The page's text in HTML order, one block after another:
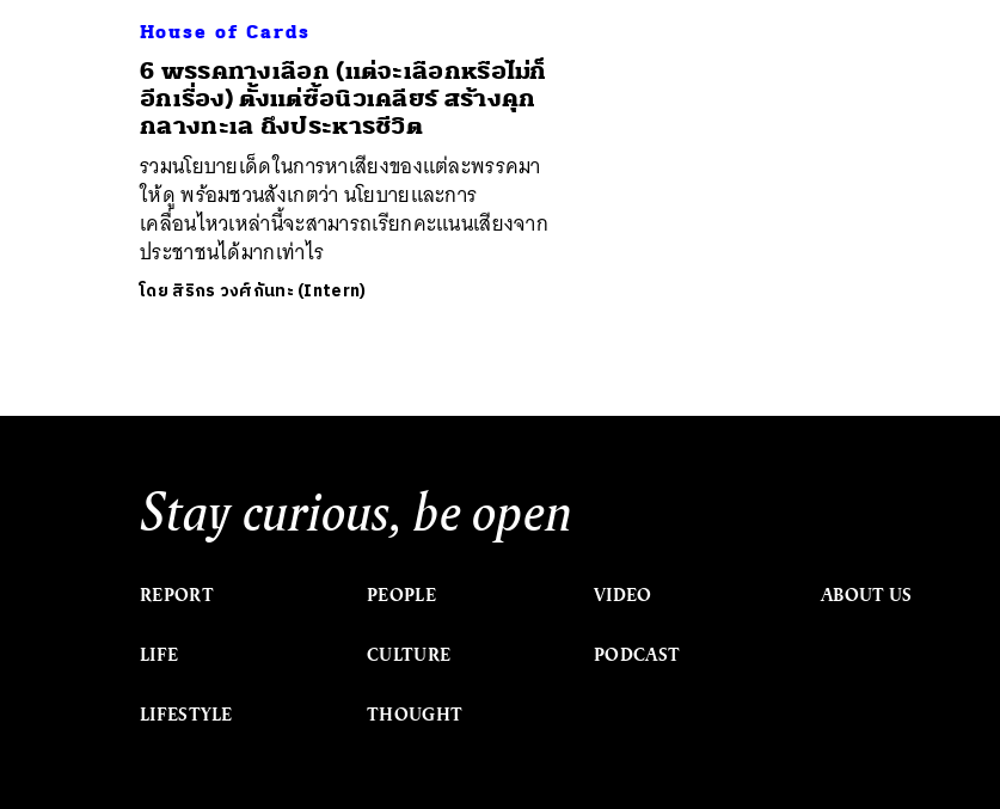
House of Cards
6 พรรคทางเลือก (แต่จะเลือกหรือไม่ก็
อีกเรื่อง) ตั้งแต่ซื้อนิวเคลียร์ สร้างคุก
กลางทะเล ถึงประหารชีวิต
รวมนโยบายเด็ดในการหาเสียงของแต่ละพรรคมา
ให้ดู พร้อมชวนสังเกตว่า นโยบายและการ
เคลื่อนไหวเหล่านี้จะสามารถเรียกคะแนนเสียงจาก
ประชาชนได้มากเท่าไร
โดย สิริกร วงศ์กันทะ (Intern)
Stay curious, be open
REPORT
LIFE
LIFESTYLE
PEOPLE
CULTURE
THOUGHT
VIDEO
PODCAST
ABOUT US
ค้นหา